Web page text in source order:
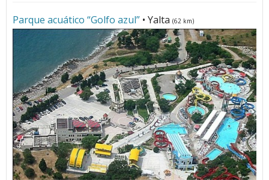
Parque acuático “Golfo azul” • Yalta (62 km)